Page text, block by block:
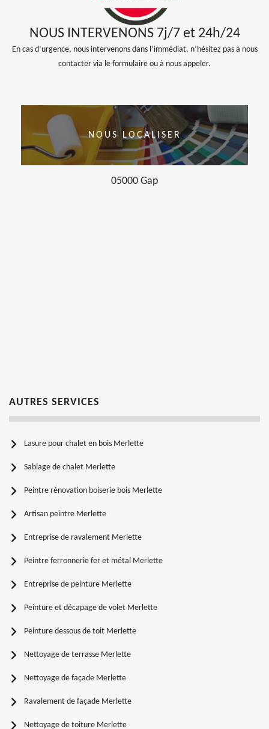
NOUS INTERVENONS 7j/7 et 24h/24
En cas d’urgence, nous intervenons dans l’immédiat, n’hésitez pas à nous
contacter via le formulaire ou à nous appeler.
NOUS LOCALISER
05000 Gap
AUTRES SERVICES
Lasure pour chalet en bois Merlette
Sablage de chalet Merlette
Peintre rénovation boiserie bois Merlette
Artisan peintre Merlette
Entreprise de ravalement Merlette
Peintre ferronnerie fer et métal Merlette
Entreprise de peinture Merlette
Peinture et décapage de volet Merlette
Peinture dessous de toit Merlette
Nettoyage de terrasse Merlette
Nettoyage de façade Merlette
Ravalement de façade Merlette
Nettoyage de toiture Merlette